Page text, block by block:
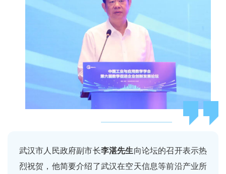
武汉市人民政府副市长李湛先生向论坛的召开表示热
烈祝贺，他简要介绍了武汉在空天信息等前沿产业所